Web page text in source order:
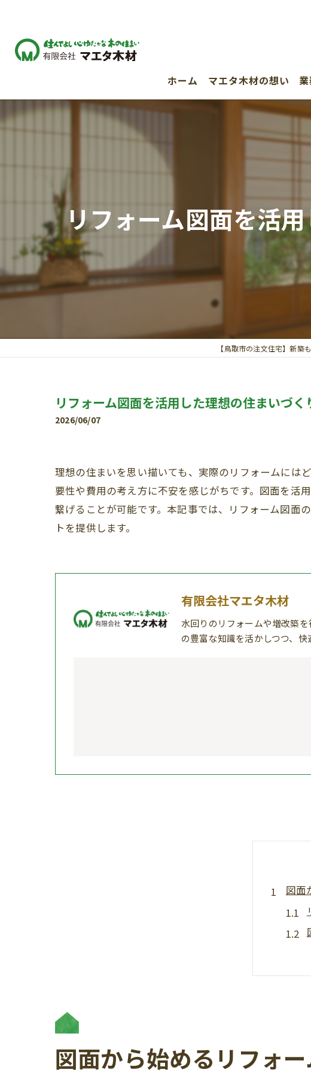
ホーム マエタ木材の想い
リフォーム図面を活
【鳥取市の注文住宅】新築
リフォーム図面を活用した理想の住まいづ
2026/06/07
理想の住まいを思い描いても、実際のリフォームには
要性や費用の考え方に不安を感じがちです。図面を活
繋げることが可能です。本記事では、リフォーム図面
トを提供します。
有限会社マエタ木材
水回りのリフォームや増改築
の豊富な知識を活かしつつ、快
図面
図面から始めるリフォ